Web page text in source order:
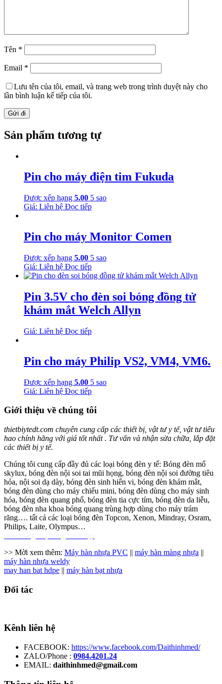
Tên *
Email *
Lưu tên của tôi, email, và trang web trong trình duyệt này cho
lần bình luận kế tiếp của tôi.
Sản phẩm tương tự
Pin cho máy điện tim Fukuda
Được xếp hạng 5.00 5 sao
Giá: Liên hệ Đọc tiếp
Pin cho máy Monitor Comen
Được xếp hạng 5.00 5 sao
Giá: Liên hệ Đọc tiếp
Pin 3.5V cho đèn soi bóng đồng tử
khám mắt Welch Allyn
Giá: Liên hệ Đọc tiếp
Pin cho máy Philip VS2, VM4, VM6.
Được xếp hạng 5.00 5 sao
Giá: Liên hệ Đọc tiếp
Giới thiệu về chúng tôi
thietbiytedt.com chuyên cung cấp các thiết bị, vật tư y tế, vật tư tiêu
hao chính hãng với giá tốt nhất . Tư vấn và nhận sửa chữa, lắp đặt
các thiết bị y tế.
Chúng tôi cung cấp đầy đủ các loại bóng đèn y tế: Bóng đèn mổ
skylux, bóng đèn nội soi tai mũi họng, bóng đèn nội soi đường tiêu
hóa, nội soi dạ dày, bóng đèn sinh hiển vi, bóng đèn khám mắt,
bóng đèn dùng cho máy chiếu mini, bóng đèn dùng cho máy sinh
hóa, bóng đèn quang phổ, bóng đèn tia cực tím, bóng đèn da liễu,
bóng đèn nha khoa bóng quang trùng hợp dùng cho máy trám
răng…. tất cả các loại bóng đèn Topcon, Xenon, Mindray, Osram,
Philips, Laite, Olympus…
>> Mời xem thêm: Máy hàn nhựa PVC || máy hàn màng nhựa ||
máy hàn nhựa weldy
may han bat hdpe || máy hàn bạt nhựa
Đối tác
Kênh liên hệ
FACEBOOK: https://www.facebook.com/Daithinhmed/
ZALO/Phone : 0984.4201.24
EMAIL: daithinhmed@gmail.com